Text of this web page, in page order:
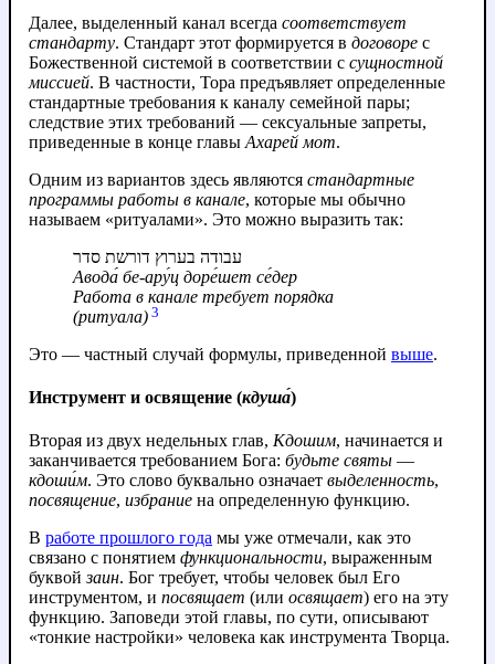
Далее, выделенный канал всегда соответствует
стандарту. Стандарт этот формируется в договоре с
Божественной системой в соответствии с сущностной
миссией. В частности, Тора предъявляет определенные
стандартные требования к каналу семейной пары;
следствие этих требований — сексуальные запреты,
приведенные в конце главы Ахарей мот.
Одним из вариантов здесь являются стандартные
программы работы в канале, которые мы обычно
называем «ритуалами». Это можно выразить так:
עבודה בערוץ דורשת סדר
Авода́ бе-ару́ц доре́шет се́дер
Работа в канале требует порядка
(ритуала) 3
Это — частный случай формулы, приведенной выше.
Инструмент и освящение (кдуша́)
Вторая из двух недельных глав, Кдошим, начинается и
заканчивается требованием Бога: будьте святы —
кдоши́м. Это слово буквально означает выделенность,
посвящение, избрание на определенную функцию.
В работе прошлого года мы уже отмечали, как это
связано с понятием функциональности, выраженным
буквойзаин. Бог требует, чтобы человек был Его
инструментом, и посвящает (или освящает) его на эту
функцию. Заповеди этой главы, по сути, описывают
«тонкие настройки» человека как инструмента Творца.